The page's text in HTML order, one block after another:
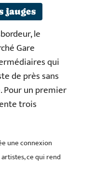
jauges
le
Gare
qui
de près sans
Pour un premier
trois
une connexion
ce qui rend